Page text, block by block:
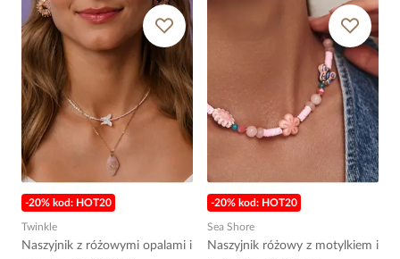
-20% kod: HOT20
Twinkle
Naszyjnik z różowymi opalami i
-20% kod: HOT20
Sea Shore
Naszyjnik różowy z motylkiem i